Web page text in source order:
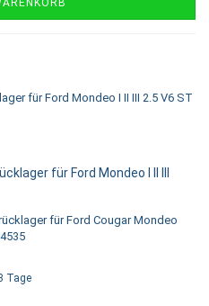
für Ford Mondeo I II III
für Ford Cougar Mondeo
Tage